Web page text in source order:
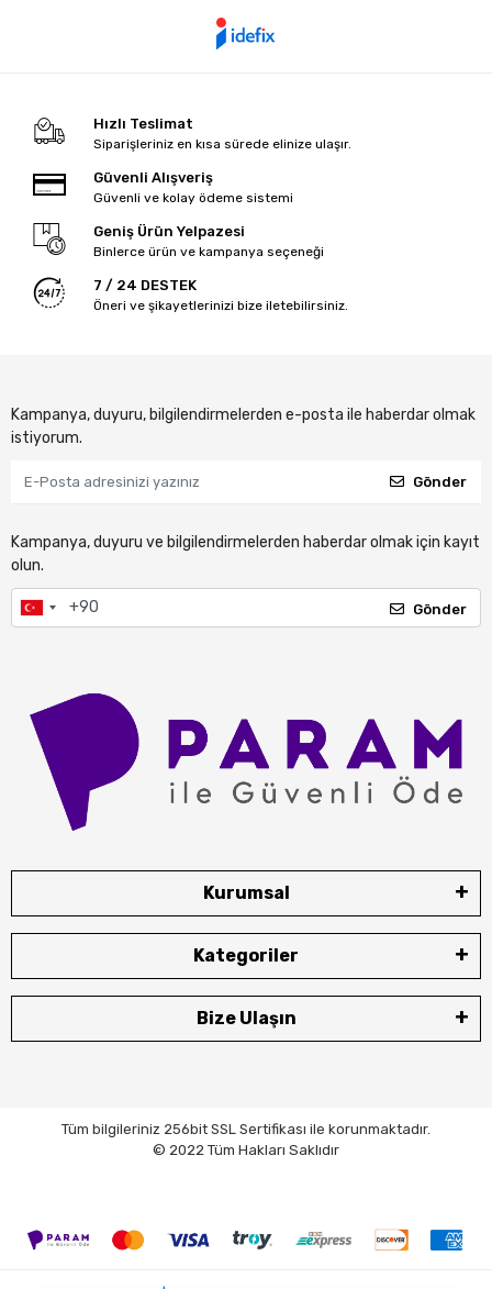
Hızlı Teslimat
Siparişleriniz en kısa sürede elinize ulaşır.
Güvenli Alışveriş
Güvenli ve kolay ödeme sistemi
Geniş Ürün Yelpazesi
Binlerce ürün ve kampanya seçeneği
7 / 24 DESTEK
Öneri ve şikayetlerinizi bize iletebilirsiniz.
Kampanya, duyuru, bilgilendirmelerden e-posta ile haberdar olmak
istiyorum.
Gönder
Kampanya, duyuru ve bilgilendirmelerden haberdar olmak için kayıt
olun.
Gönder
Kurumsal
Kategoriler
Bize Ulaşın
Tüm bilgileriniz 256bit SSL Sertifikası ile korunmaktadır.
© 2022 Tüm Hakları Saklıdır